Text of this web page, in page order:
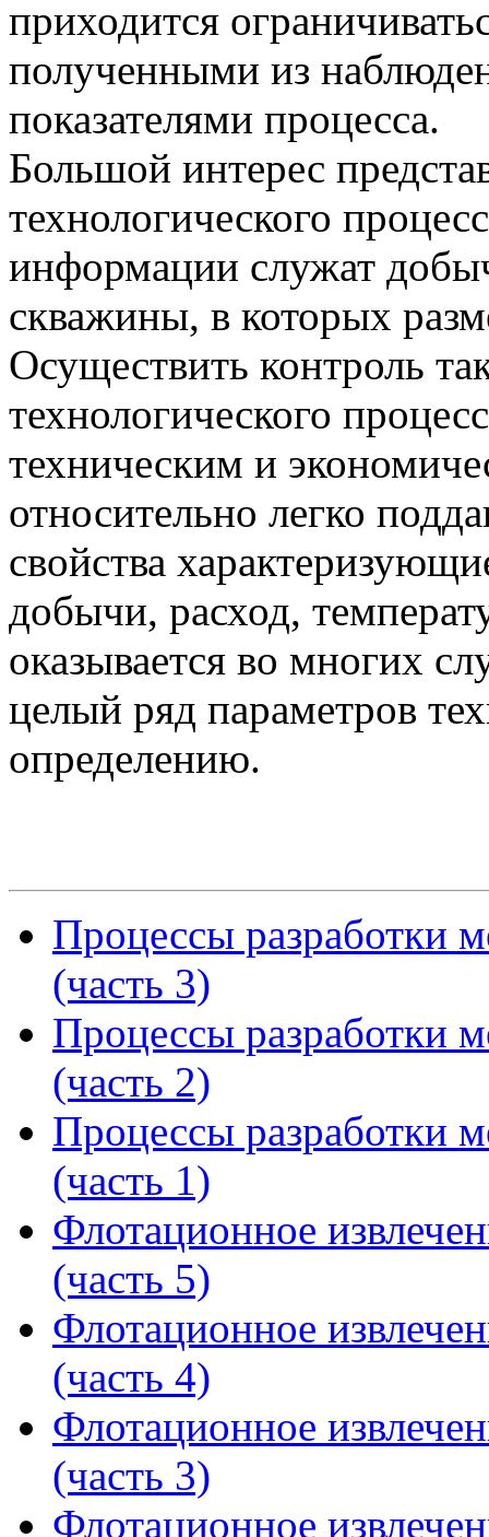
приходится
полученными из
показателями процесса.
Большой интерес
технологического
информации служат
скважины, в которых
Осуществить контроль
технологического
техническим и
относительно легко
свойства
добычи, расход,
оказывается во многих
целый ряд параметров
определению.
Процессы разработки
(часть 3)
Процессы разработки
(часть 2)
Процессы разработки
(часть 1)
Флотационное
(часть 5)
Флотационное
(часть 4)
Флотационное
(часть 3)
Флотационное